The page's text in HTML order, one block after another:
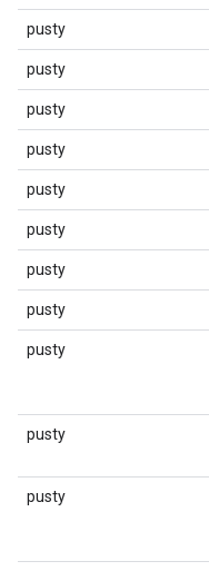
pusty
pusty
pusty
pusty
pusty
pusty
pusty
pusty
pusty
pusty
pusty